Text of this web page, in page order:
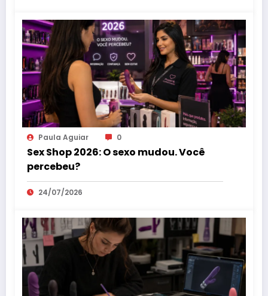
Paula Aguiar 0
Sex Shop 2026: O sexo mudou. Você
percebeu?
24/07/2026